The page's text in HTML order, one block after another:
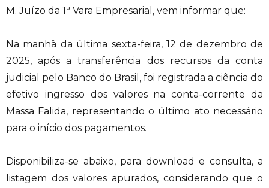
M. Juízo da 1ª Vara Empresarial, vem informar que:
Na manhã da última sexta-feira, 12 de dezembro de
2025, após a transferência dos recursos da conta
judicial pelo Banco do Brasil, foi registrada a ciência do
efetivo ingresso dos valores na conta-corrente da
Massa Falida, representando o último ato necessário
para o início dos pagamentos.
Disponibiliza-se abaixo, para download e consulta, a
listagem dos valores apurados, considerando que o